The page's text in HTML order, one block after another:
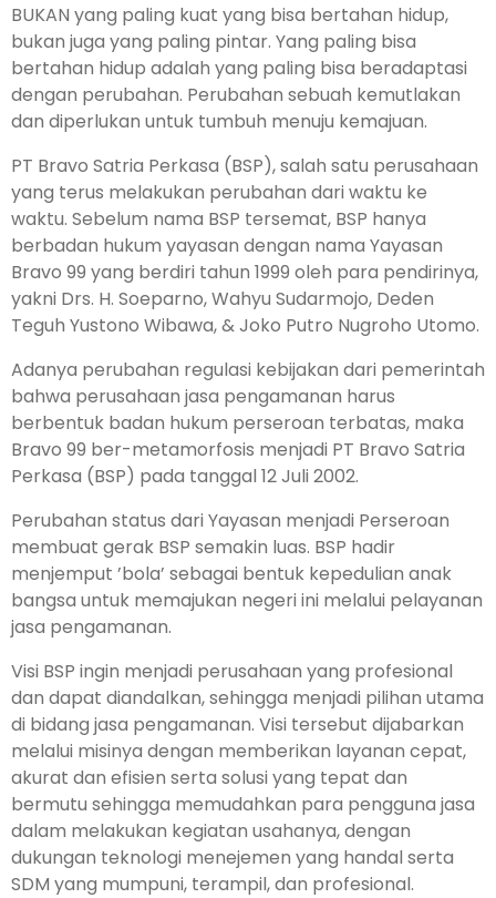
BUKAN yang paling kuat yang bisa bertahan hidup,
bukan juga yang paling pintar. Yang paling bisa
bertahan hidup adalah yang paling bisa beradaptasi
dengan perubahan. Perubahan sebuah kemutlakan
dan diperlukan untuk tumbuh menuju kemajuan.
PT Bravo Satria Perkasa (BSP), salah satu perusahaan
yang terus melakukan perubahan dari waktu ke
waktu. Sebelum nama BSP tersemat, BSP hanya
berbadan hu­kum yayasan dengan nama Yayasan
Bravo 99 yang berdiri tahun 1999 oleh para pendirinya,
yakni Drs. H. Soeparno, Wahyu Su­darmojo, Deden
Teguh Yustono Wibawa, & Joko Putro Nugroho Utomo.
Adanya perubahan regulasi kebijakan dari pemerintah
bahwa perusahaan jasa pengamanan harus
berbentuk badan hukum perseroan terbatas, maka
Bravo 99 ber-metamorfosis menjadi PT Bravo Satria
Perkasa (BSP) pada tanggal 12 Juli 2002.
Perubahan status dari Yayasan menjadi Perseroan
mem­buat gerak BSP semakin luas. BSP hadir
menjemput ’bola’ sebagai bentuk kepedulian anak
bangsa untuk me­majukan negeri ini melalui pelayanan
jasa pengamanan.
Visi BSP ingin menjadi perusa­haan yang profesional
dan dapat diandalkan, sehing­ga menjadi pilihan utama
di bidang jasa pengamanan. Visi tersebut dijabarkan
melalui misinya dengan mem­berikan layanan cepat,
akurat dan efisien serta solusi yang tepat dan
bermutu sehingga memudahkan para pengguna jasa
dalam melakukan kegiatan usahanya, dengan
dukungan teknologi menejemen yang handal serta
SDM yang mumpuni, terampil, dan profesional.